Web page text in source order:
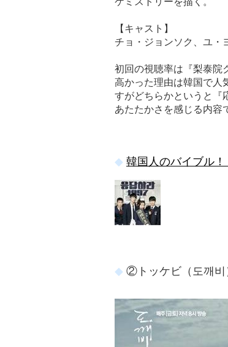
【キャスト】
チョ・ジョンソク、ユ・
初回の視聴率は『梨泰院
高かった理由は韓国で人
すがどちらかというと『
あたたかさを感じる内容
韓国人のバイブル
②トッケビ（도깨비